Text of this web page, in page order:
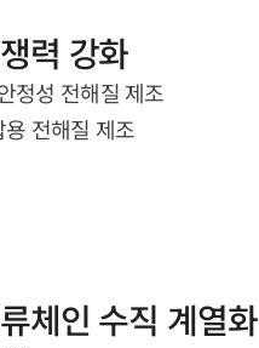
력 강화
정성 전해질 제조
용 전해질 제조
체인 수직 계열화